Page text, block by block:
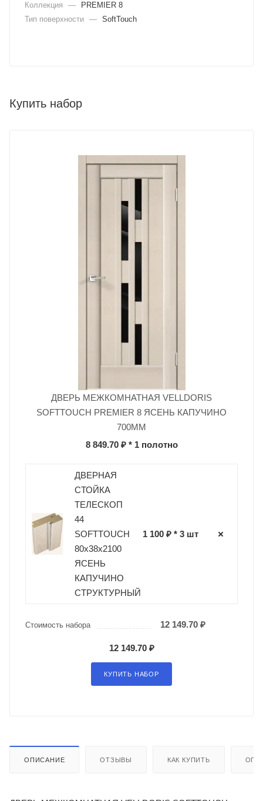
Коллекция
—
PREMIER 8
Тип поверхности — SoftTouch
Купить набор
ДВЕРЬ МЕЖКОМНАТНАЯ VELLDORIS
SOFTTOUCH PREMIER 8 ЯСЕНЬ КАПУЧИНО
700ММ
8 849.70 ₽* 1 полотно
ДВЕРНАЯ
СТОЙКА
ТЕЛЕСКОП
44
SOFTTOUCH
80х38х2100
ЯСЕНЬ
КАПУЧИНО
СТРУКТУРНЫЙ
1 100 ₽ * 3 шт
Стоимость набора 12 149.70 ₽
12 149.70 ₽
КУПИТЬ НАБОР
ОПИСАНИЕ ОТЗЫВЫ КАК КУПИТЬ